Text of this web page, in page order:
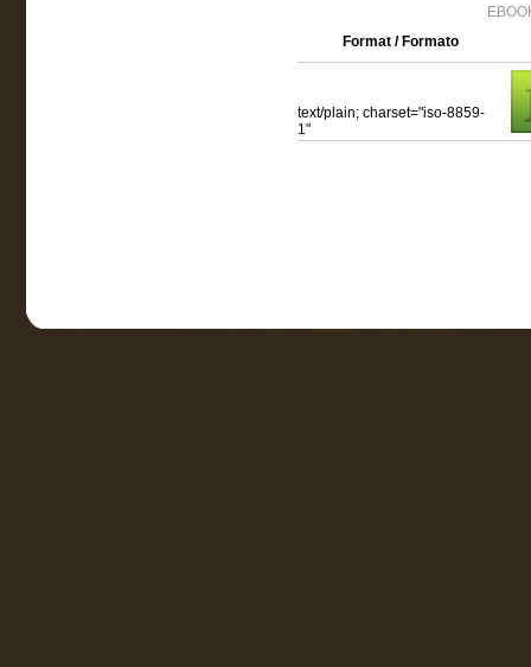
Format / Formato
text/plain; charset="iso-8859-
1"